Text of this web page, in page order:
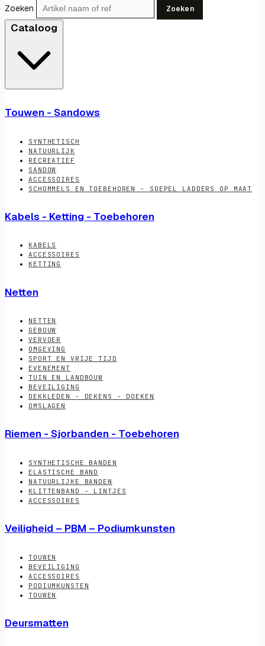
Zoeken Zoeken
Cataloog
Touwen - Sandows
SYNTHETISCH
NATUURLIJK
RECREATIEF
SANDOW
ACCESSOIRES
SCHOMMELS EN TOEBEHOREN - SOEPEL LADDERS OP MAAT
Kabels - Ketting - Toebehoren
KABELS
ACCESSOIRES
KETTING
Netten
NETTEN
GEBOUW
VERVOER
OMGEVING
SPORT EN VRIJE TIJD
EVENEMENT
TUIN EN LANDBOUW
BEVEILIGING
DEKKLEDEN - DEKENS - DOEKEN
OMSLAGEN
Riemen - Sjorbanden - Toebehoren
SYNTHETISCHE BANDEN
ELASTISCHE BAND
NATUURLIJKE BANDEN
KLITTENBAND - LINTJES
ACCESSOIRES
Veiligheid – PBM – Podiumkunsten
TOUWEN
BEVEILIGING
ACCESSOIRES
PODIUMKUNSTEN
TOUWEN
Deursmatten